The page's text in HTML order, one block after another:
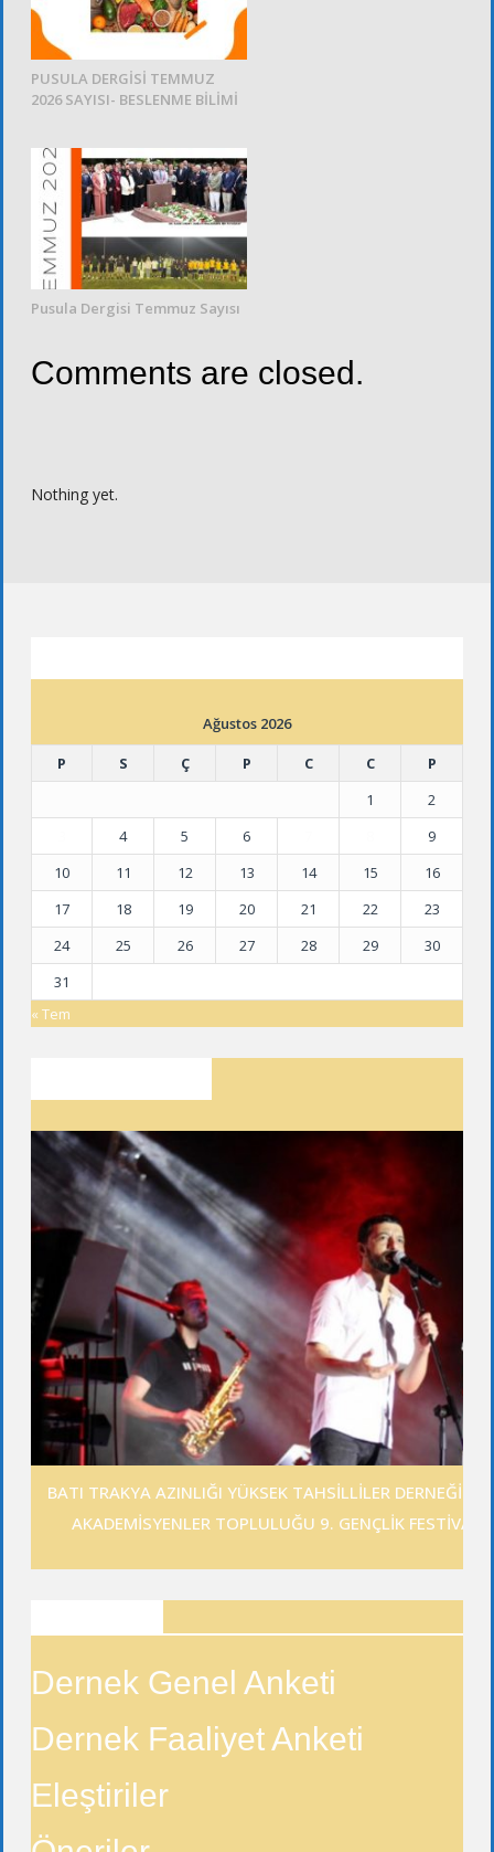
PUSULA DERGİSİ TEMMUZ
2026 SAYISI- BESLENME BİLİMİ
Pusula Dergisi Temmuz Sayısı
Comments are closed.
Nothing yet.
Ağustos 2026
P
S Ç P C C
P
1
2
4 5 6
9
10
11 12 13 14 15
16
17
18 19 20 21 22
23
24
25 26 27 28 29
30
31
« Tem
BATI TRAKYA AZINLIĞI YÜKSEK TAHSİLLİLER DERNEĞİ
AKADEMİSYENLER TOPLULUĞU 9. GENÇLİK FESTİVALİ
Dernek Genel Anketi
Dernek Faaliyet Anketi
Eleştiriler